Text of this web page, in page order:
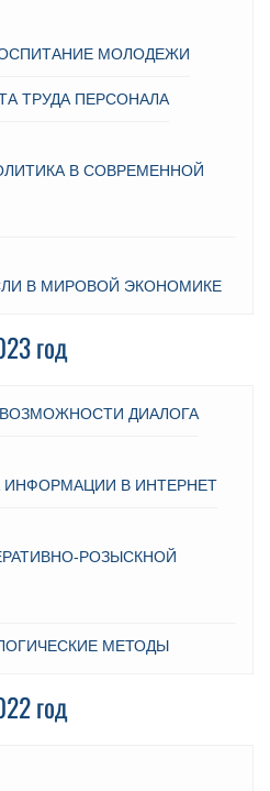
МОЛОДЕЖИ
ТРУДА ПЕРСОНАЛА
В СОВРЕМЕННОЙ
В МИРОВОЙ ЭКОНОМИКЕ
год
ДИАЛОГА
В ИНТЕРНЕТ
РОЗЫСКНОЙ
МЕТОДЫ
год